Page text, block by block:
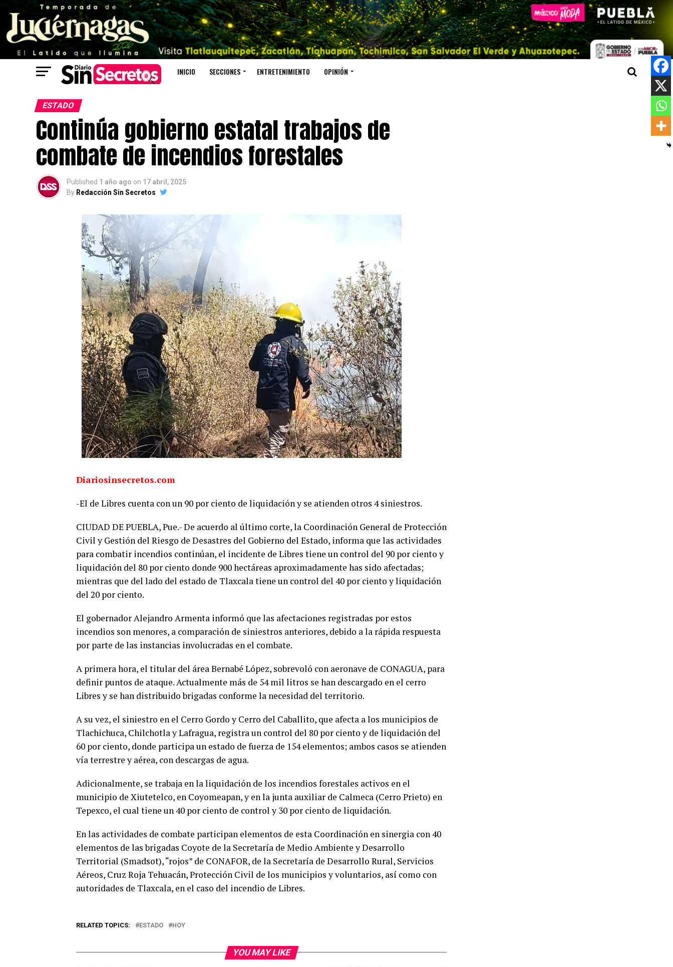
INICIO SECCIONES ENTRETENIMIENTO OPINIÓN
ESTADO
Continúa gobierno estatal trabajos de
combate de incendios forestales
Published 1 año ago on 17 abril, 2025
By Redacción Sin Secretos
Diariosinsecretos.com
-El de Libres cuenta con un 90 por ciento de liquidación y se atienden otros 4 siniestros.
CIUDAD DE PUEBLA, Pue.- De acuerdo al último corte, la Coordinación General de Protección
Civil y Gestión del Riesgo de Desastres del Gobierno del Estado, informa que las actividades
para combatir incendios continúan, el incidente de Libres tiene un control del 90 por ciento y
liquidación del 80 por ciento donde 900 hectáreas aproximadamente has sido afectadas;
mientras que del lado del estado de Tlaxcala tiene un control del 40 por ciento y liquidación
del 20 por ciento.
El gobernador Alejandro Armenta informó que las afectaciones registradas por estos
incendios son menores, a comparación de siniestros anteriores, debido a la rápida respuesta
por parte de las instancias involucradas en el combate.
A primera hora, el titular del área Bernabé López, sobrevoló con aeronave de CONAGUA, para
definir puntos de ataque. Actualmente más de 54 mil litros se han descargado en el cerro
Libres y se han distribuido brigadas conforme la necesidad del territorio.
A su vez, el siniestro en el Cerro Gordo y Cerro del Caballito, que afecta a los municipios de
Tlachichuca, Chilchotla y Lafragua, registra un control del 80 por ciento y de liquidación del
60 por ciento, donde participa un estado de fuerza de 154 elementos; ambos casos se atienden
vía terrestre y aérea, con descargas de agua.
Adicionalmente, se trabaja en la liquidación de los incendios forestales activos en el
municipio de Xiutetelco, en Coyomeapan, y en la junta auxiliar de Calmeca (Cerro Prieto) en
Tepexco, el cual tiene un 40 por ciento de control y 30 por ciento de liquidación.
En las actividades de combate participan elementos de esta Coordinación en sinergia con 40
elementos de las brigadas Coyote de la Secretaría de Medio Ambiente y Desarrollo
Territorial (Smadsot), “rojos” de CONAFOR, de la Secretaría de Desarrollo Rural, Servicios
Aéreos, Cruz Roja Tehuacán, Protección Civil de los municipios y voluntarios, así como con
autoridades de Tlaxcala, en el caso del incendio de Libres.
RELATED TOPICS: ESTADO HOY
YOU MAY LIKE